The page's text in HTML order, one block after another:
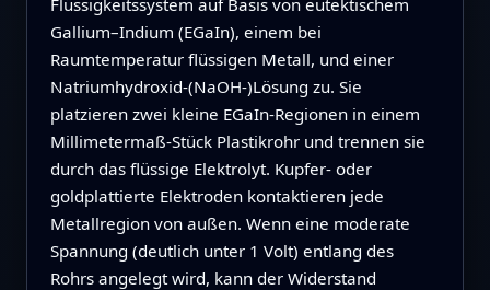
Gallium–Indium (EGaIn), einem bei
Raumtemperatur flüssigen Metall, und einer
Natriumhydroxid-(NaOH-)Lösung zu. Sie
platzieren zwei kleine EGaIn-Regionen in einem
Millimetermaß-Stück Plastikrohr und trennen sie
durch das flüssige Elektrolyt. Kupfer- oder
goldplattierte Elektroden kontaktieren jede
Metallregion von außen. Wenn eine moderate
Spannung (deutlich unter 1 Volt) entlang des
Rohrs angelegt wird, kann der Widerstand